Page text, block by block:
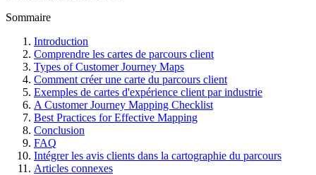
Sommaire
Introduction
Comprendre les cartes de parcours client
Types of Customer Journey Maps
Comment créer une carte du parcours client
Exemples de cartes d'expérience client par industrie
A Customer Journey Mapping Checklist
Best Practices for Effective Mapping
Conclusion
FAQ
Intégrer les avis clients dans la cartographie du parcours
Articles connexes